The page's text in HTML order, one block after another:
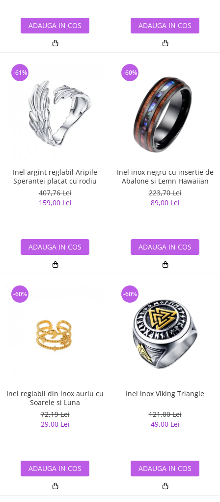
ADAUGA IN COS ADAUGA IN COS
Inel argint reglabil Aripile
Sperantei placat cu rodiu
407,76 Lei
159,00 Lei
-61%
ADAUGA IN COS
Inel inox negru cu insertie de
Abalone si Lemn Hawaiian
223,70 Lei
89,00 Lei
-60%
ADAUGA IN COS
Inel reglabil din inox auriu cu
Soarele si Luna
72,19 Lei
29,00 Lei
-60%
ADAUGA IN COS
Inel inox Viking Triangle
121,00 Lei
49,00 Lei
-60%
ADAUGA IN COS